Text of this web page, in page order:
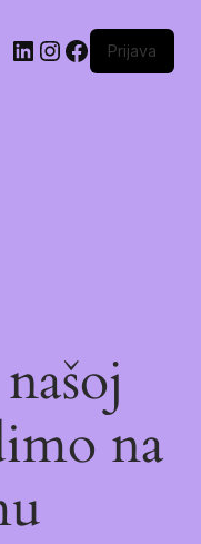
Prijava
na